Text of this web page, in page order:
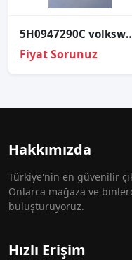
5H0947290C volkswagen golf
Fiyat Sorunuz
Hakkımızda
Türkiye'nin en güvenilir
Onlarca mağaza ve
buluşturuyoruz.
Hızlı Erişim